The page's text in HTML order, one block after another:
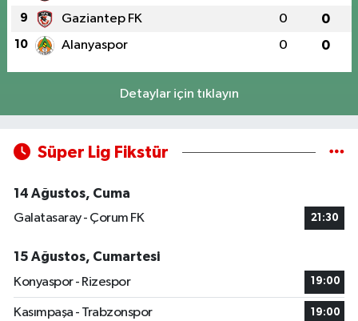
9 Gaziantep FK 0 0
10 Alanyaspor 0 0
Detaylar için tıklayın
Süper Lig Fikstür
14 Ağustos, Cuma
Galatasaray - Çorum FK
21:30
15 Ağustos, Cumartesi
Konyaspor - Rizespor
19:00
Kasımpaşa - Trabzonspor 19:00